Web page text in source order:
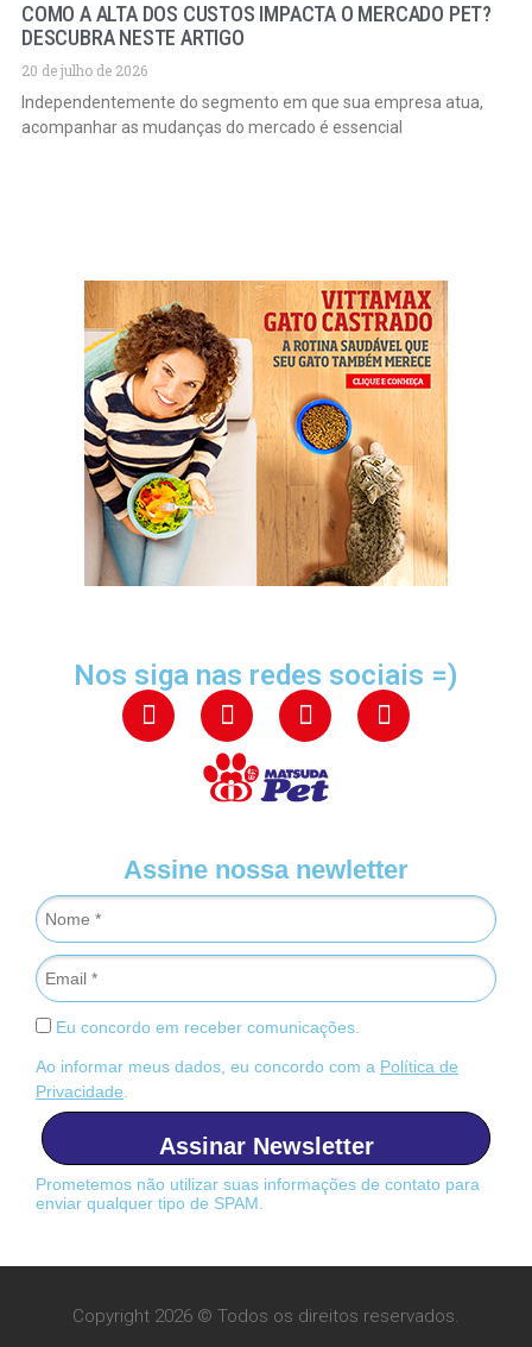
COMO A ALTA DOS CUSTOS IMPACTA O MERCADO PET?
DESCUBRA NESTE ARTIGO
20 de julho de 2026
Independentemente do segmento em que sua empresa atua,
acompanhar as mudanças do mercado é essencial
Nos siga nas redes sociais =)
Assine nossa newletter
Eu concordo em receber comunicações.
Ao informar meus dados, eu concordo com a Política de
Privacidade.
Assinar Newsletter
Prometemos não utilizar suas informações de contato para
enviar qualquer tipo de SPAM.
Copyright 2026 © Todos os direitos reservados.